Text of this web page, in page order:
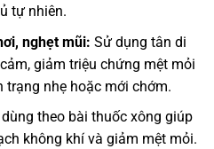
tự nhiên.
nghẹt mũi: Sử dụng tân di
giảm triệu chứng mệt mỏi
nhẹ hoặc mới chớm.
dùng theo bài thuốc xông giúp
không khí và giảm mệt mỏi.